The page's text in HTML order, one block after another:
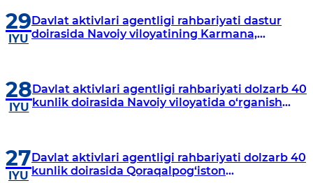
29
IYU
Davlat aktivlari agentligi rahbariyati dastur
doirasida Navoiy viloyatining Karmana,
28
IYU
Davlat aktivlari agentligi rahbariyati dolzarb 40
kunlik doirasida Navoiy viloyatida o‘rganish
27
IYU
Davlat aktivlari agentligi rahbariyati dolzarb 40
kunlik doirasida Qoraqalpog‘iston